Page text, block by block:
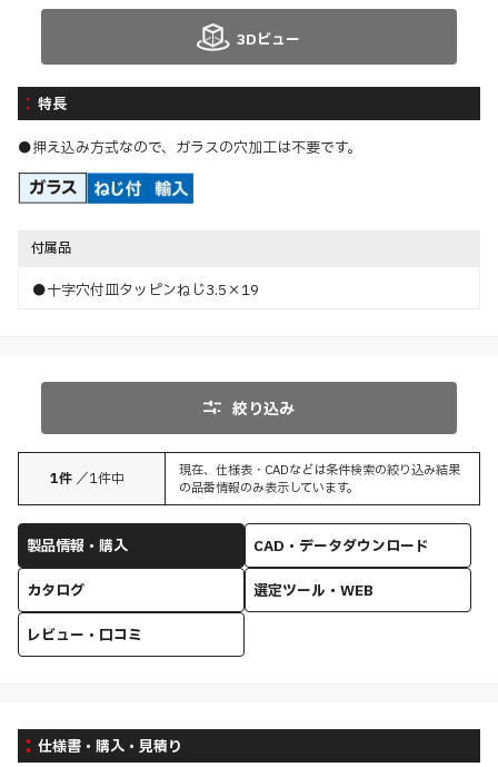
3Dビュー
特長
●押え込み方式なので、ガラスの穴加工は不要です。
付属品
●十字穴付皿タッピンねじ3.5×19
絞り込み
1件 ／1件中
現在、仕様表・CADなどは条件検索の絞り込み結果
の品番情報のみ表示しています。
製品情報・購入
CAD・データダウンロード
カタログ
選定ツール・WEB
レビュー・口コミ
仕様書・購入・見積り